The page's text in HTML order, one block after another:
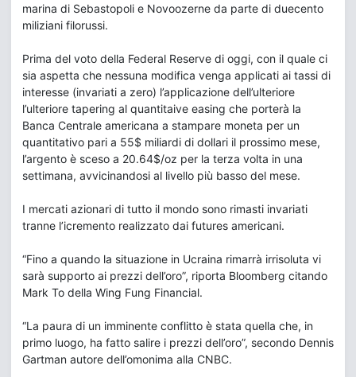
marina di Sebastopoli e Novoozerne da parte di duecento
miliziani filorussi.
Prima del voto della Federal Reserve di oggi, con il quale ci
sia aspetta che nessuna modifica venga applicati ai tassi di
interesse (invariati a zero) l’applicazione dell’ulteriore
l’ulteriore tapering al quantitaive easing che porterà la
Banca Centrale americana a stampare moneta per un
quantitativo pari a 55$ miliardi di dollari il prossimo mese,
l’argento è sceso a 20.64$/oz per la terza volta in una
settimana, avvicinandosi al livello più basso del mese.
I mercati azionari di tutto il mondo sono rimasti invariati
tranne l’icremento realizzato dai futures americani.
“Fino a quando la situazione in Ucraina rimarrà irrisoluta vi
sarà supporto ai prezzi dell’oro”, riporta Bloomberg citando
Mark To della Wing Fung Financial.
“La paura di un imminente conflitto è stata quella che, in
primo luogo, ha fatto salire i prezzi dell’oro”, secondo Dennis
Gartman autore dell’omonima alla CNBC.